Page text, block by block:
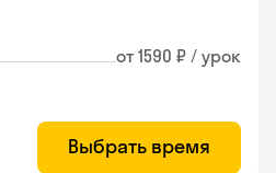
от 1590 ₽ / урок
Выбрать время